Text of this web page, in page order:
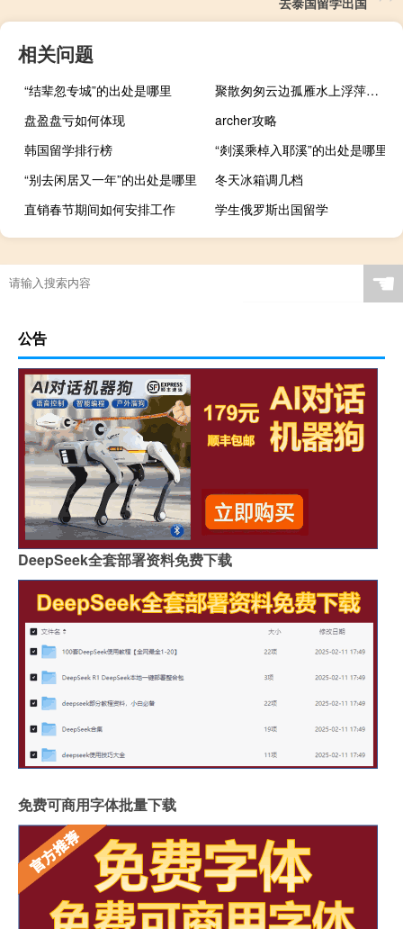
相关问题
“结辈忽专城”的出处是哪里
聚散匆匆云边孤雁水上浮萍是什么意思（浮萍是什么意思）
盘盈盘亏如何体现
archer攻略
韩国留学排行榜
“剡溪乘棹入耶溪”的出处是哪里
“别去闲居又一年”的出处是哪里
冬天冰箱调几档
直销春节期间如何安排工作
学生俄罗斯出国留学
☚
公告
DeepSeek全套部署资料免费下载
免费可商用字体批量下载